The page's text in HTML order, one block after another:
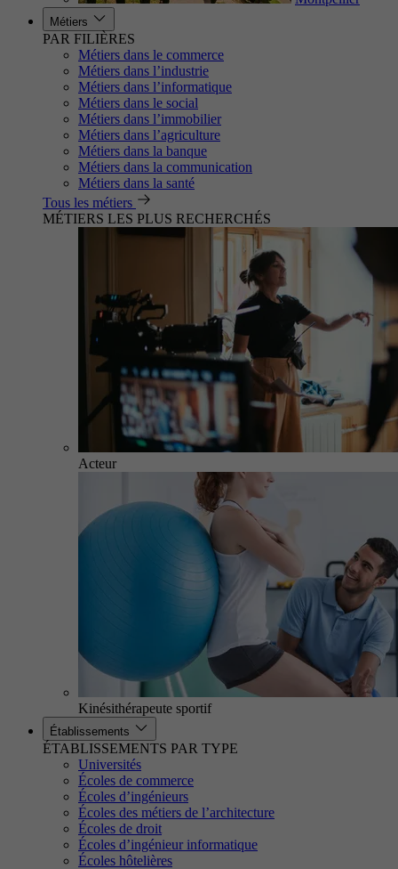
Métiers
PAR FILIÈRES
Métiers dans le commerce
Métiers dans l’industrie
Métiers dans l’informatique
Métiers dans le social
Métiers dans l’immobilier
Métiers dans l’agriculture
Métiers dans la banque
Métiers dans la communication
Métiers dans la santé
Tous les métiers
MÉTIERS LES PLUS RECHERCHÉS
Acteur
Kinésithérapeute sportif
Établissements
ÉTABLISSEMENTS PAR TYPE
Universités
Écoles de commerce
Écoles d’ingénieurs
Écoles des métiers de l’architecture
Écoles de droit
Écoles d’ingénieur informatique
Écoles hôtelières